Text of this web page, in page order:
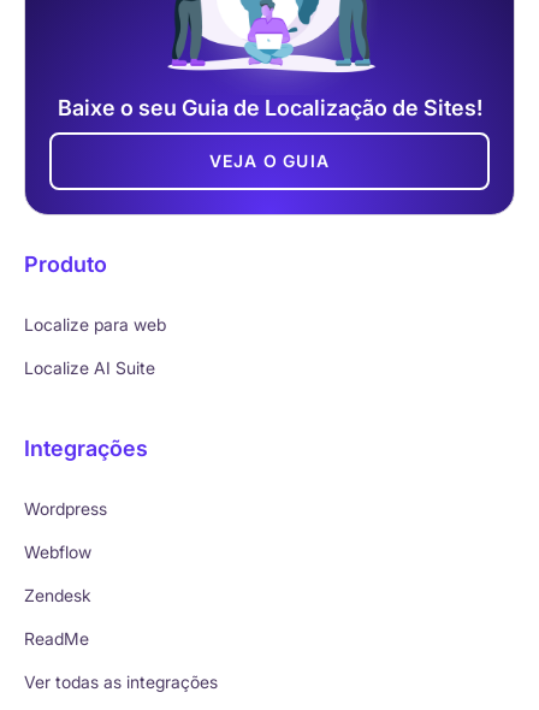
Baixe o seu Guia de Localização de Sites!
VEJA O GUIA
Produto
Localize para web
Localize AI Suite
Integrações
Wordpress
Webflow
Zendesk
ReadMe
Ver todas as integrações